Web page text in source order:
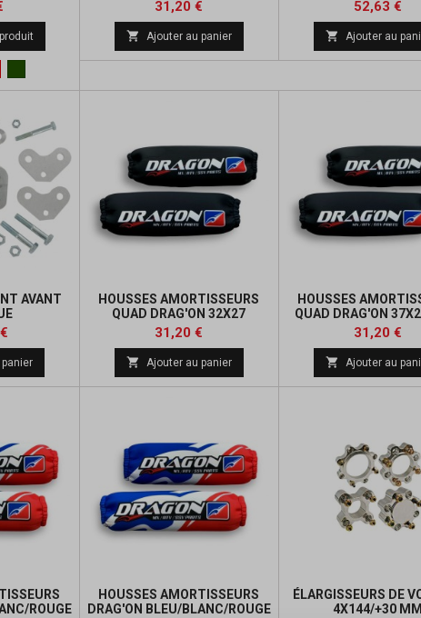
base
Prix
31,20 €
base
 Ajouter au panier
Prix
52,63 €
 Ajouter au
AVANT
Prix
de
base
HOUSSES AMORTISSEURS
QUAD DRAG'ON 32X27
Prix
31,20 €
base
 Ajouter au panier
HOUSSES
QUAD DRAG'ON
Prix
31,20 €
 Ajouter au
ROUGE
HOUSSES AMORTISSEURS
DRAG'ON BLEU/BLANC/ROUGE
ÉLARGISSEURS DE
4X144/+30 MM